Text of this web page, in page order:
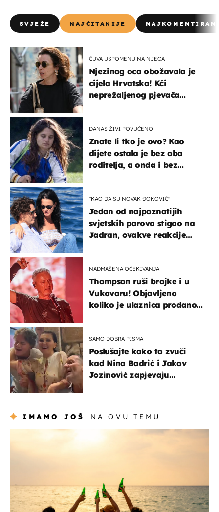
SVJEŽE NAJČITANIJE
ČUVA USPOMENU NA NJEGA
Njezinog oca obožavala je
cijela Hrvatska! Kći
neprežaljenog pjevača
DANAS ŽIVI POVUČENO
Znate li tko je ovo? Kao
dijete ostala je bez oba
roditelja, a onda i bez
"KAO DA SU NOVAK ĐOKOVIĆ"
Jedan od najpoznatijih
svjetskih parova stigao na
Jadran, ovakve reakcije
NADMAŠENA OČEKIVANJA
Thompson ruši brojke i u
Vukovaru! Objavljeno
koliko je ulaznica prodano
SAMO DOBRA PISMA
Poslušajte kako to zvuči
kad Nina Badrić i Jakov
Jozinović zapjevaju
IMAMO JOŠ NA OVU TEMU